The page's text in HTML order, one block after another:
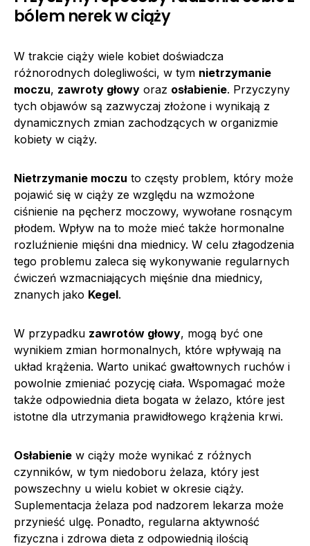
bólem nerek w ciąży
W trakcie ciąży wiele kobiet doświadcza
różnorodnych dolegliwości, w tym nietrzymanie
moczu, zawroty głowy oraz osłabienie. Przyczyny
tych objawów są zazwyczaj złożone i wynikają z
dynamicznych zmian zachodzących w organizmie
kobiety w ciąży.
Nietrzymanie moczu to częsty problem, który może
pojawić się w ciąży ze względu na wzmożone
ciśnienie na pęcherz moczowy, wywołane rosnącym
płodem. Wpływ na to może mieć także hormonalne
rozluźnienie mięśni dna miednicy. W celu złagodzenia
tego problemu zaleca się wykonywanie regularnych
ćwiczeń wzmacniających mięśnie dna miednicy,
znanych jako Kegel.
W przypadku zawrotów głowy, mogą być one
wynikiem zmian hormonalnych, które wpływają na
układ krążenia. Warto unikać gwałtownych ruchów i
powolnie zmieniać pozycję ciała. Wspomagać może
także odpowiednia dieta bogata w żelazo, które jest
istotne dla utrzymania prawidłowego krążenia krwi.
Osłabienie w ciąży może wynikać z różnych
czynników, w tym niedoboru żelaza, który jest
powszechny u wielu kobiet w okresie ciąży.
Suplementacja żelaza pod nadzorem lekarza może
przynieść ulgę. Ponadto, regularna aktywność
fizyczna i zdrowa dieta z odpowiednią ilością